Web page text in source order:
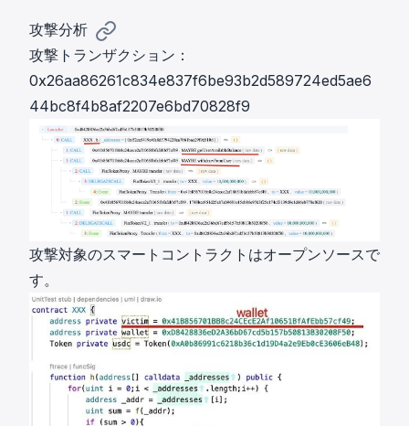
攻撃分析
攻撃トランザクション：
0x26aa86261c834e837f6be93b2d589724ed5ae6
44bc8f4b8af2207e6bd70828f9
攻撃対象のスマートコントラクト はオープンソースで
す。